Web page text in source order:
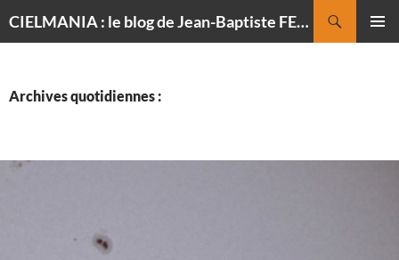
CIELMANIA : le blog de Jean-Baptiste FELDMANN, photographe du ciel
Archives quotidiennes :